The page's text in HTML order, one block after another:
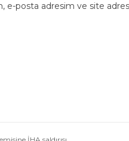
e-posta adresim ve site